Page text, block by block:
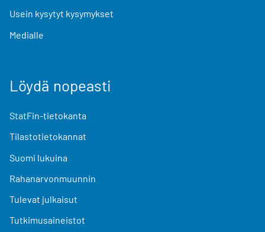
Usein kysytyt kysymykset
Medialle
Löydä nopeasti
StatFin-tietokanta
Tilastotietokannat
Suomi lukuina
Rahanarvonmuunnin
Tulevat julkaisut
Tutkimusaineistot